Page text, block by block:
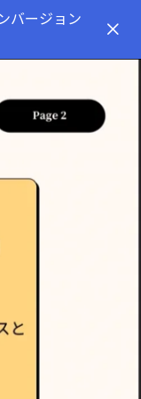
バージョン